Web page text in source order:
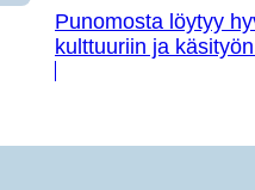
Punomosta löytyy
kulttuuriin ja